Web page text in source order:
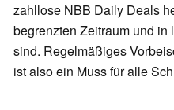
zahllose NBB Daily Deals
begrenzten Zeitraum und in
sind. Regelmäßiges
ist also ein Muss für alle